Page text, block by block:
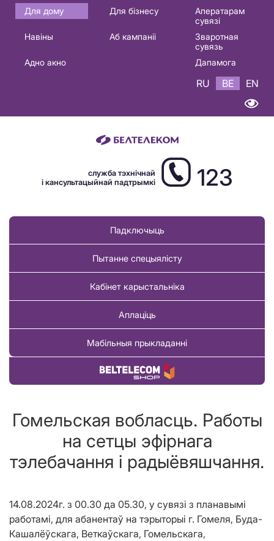
Основная
навигация
Для дому Для бізнесу
Аператарам
сувязі
Навіны
Аб кампаніі
Зваротная
сувязь
Адно акно
Дапамога
RU BE EN
служба тэхнічнай
і кансультацыйнай падтрымкі
123
Падключыць
Пытанне спецыялісту
Кабінет карыстальніка
Аплаціць
Мабільныя прыкладанні
Купіць тавар
Гомельская вобласць. Работы
на сетцы эфірнага
тэлебачання і радыёвяшчання.
14.08.2024г. з 00.30 да 05.30, у сувязі з планавымі
работамі, для абанентаў на тэрыторыі г. Гомеля, Буда-
Кашалёўскага, Веткаўскага, Гомельскага,